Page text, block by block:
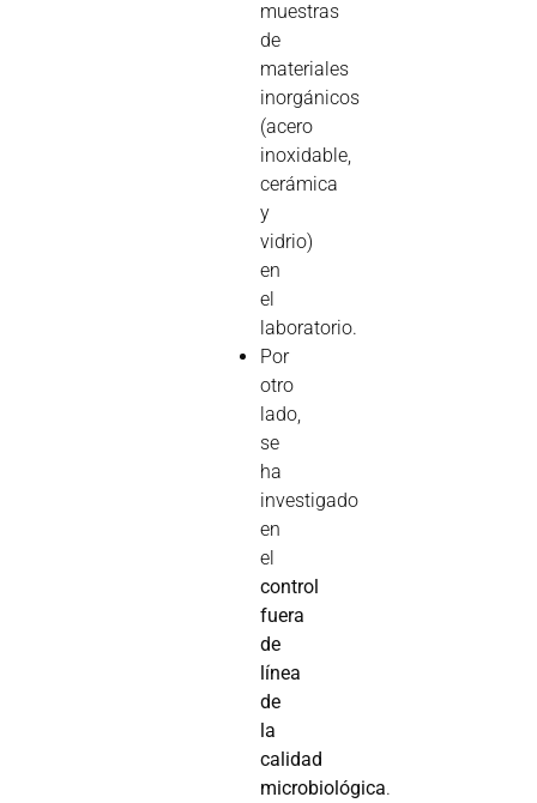
muestras
de
materiales
inorgánicos
(acero
inoxidable,
cerámica
y
vidrio)
en
el
laboratorio.
Por
otro
lado,
se
ha
investigado
en
el
control
fuera
de
línea
de
la
calidad
microbiológica.